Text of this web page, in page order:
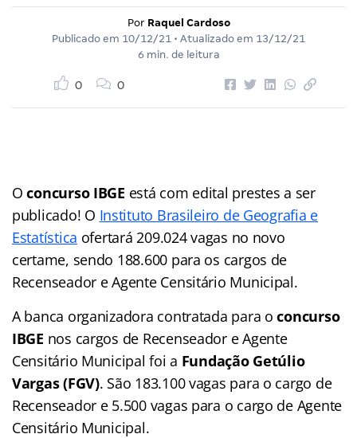
Por Raquel Cardoso
Publicado em 10/12/21 • Atualizado em 13/12/21
6 min. de leitura
0 0
Oconcurso IBGE está com edital prestes a ser
publicado! O Instituto Brasileiro de Geografia e
Estatística ofertará 209.024 vagas no novo
certame, sendo 188.600 para os cargos de
Recenseador e Agente Censitário Municipal.
A banca organizadora contratada para oconcurso
IBGE nos cargos de Recenseador e Agente
Censitário Municipal foi a Fundação Getúlio
Vargas (FGV). São 183.100 vagas para o cargo de
Recenseador e 5.500 vagas para o cargo de Agente
Censitário Municipal.